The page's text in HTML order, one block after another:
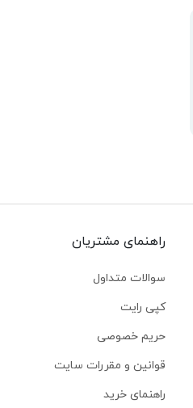
راهنمای مشتریان
سوالات متداول
کپی رایت
حریم خصوصی
قوانین و مقررات سایت
راهنمای خرید